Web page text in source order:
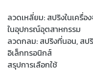
ลวดเหลี่ยม: สปริงในเครื่
ในอุปกรณ์อุตสาหกรรม
ลวดกลม: สปริงที่นอน, สป
อิเล็กทรอนิกส์
สรุปการเลือกใช้